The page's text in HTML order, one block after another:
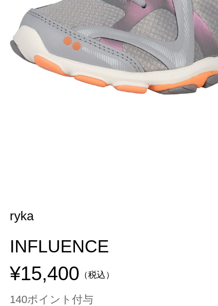
ryka
INFLUENCE
¥15,400 （税込）
140ポイント付与